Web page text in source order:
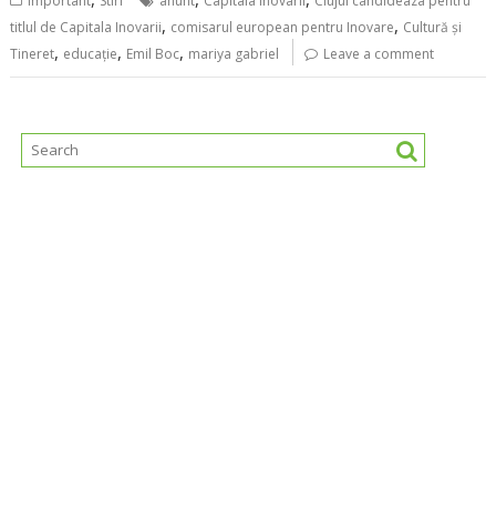
titlul de Capitala Inovarii, comisarul european pentru Inovare, Cultură și
Tineret, educaţie, Emil Boc, mariya gabriel Leave a comment